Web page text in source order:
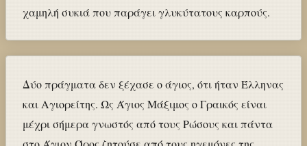
χαμηλή συκιά που παράγει γλυκύτατους καρπούς.
Δύο πράγματα δεν ξέχασε ο άγιος, ότι ήταν Έλληνας
και Αγιορείτης. Ως Άγιος Μάξιμος ο Γραικός είναι
μέχρι σήμερα γνωστός από τους Ρώσους και πάντα